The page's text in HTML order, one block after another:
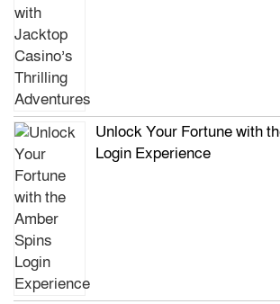
Unlock Your Fortune with
Login Experience